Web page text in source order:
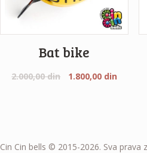
Bat bike
2.000,00din 1.800,00 din
Cin Cin bells © 2015-2026. Sva prava